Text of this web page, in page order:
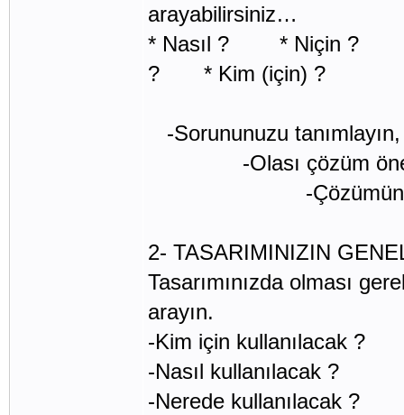
* Nasıl ? * Niçin ?
? * Kim (için) ?
-Sorununuzu tanımlayın,
-Olası çözüm
-Çözümünüzü
2- TASARIMINIZIN
Tasarımınızda olması
arayın.
-Kim için kullanılacak ?
-Nasıl kullanılacak ?
-Nerede kullanılacak ?